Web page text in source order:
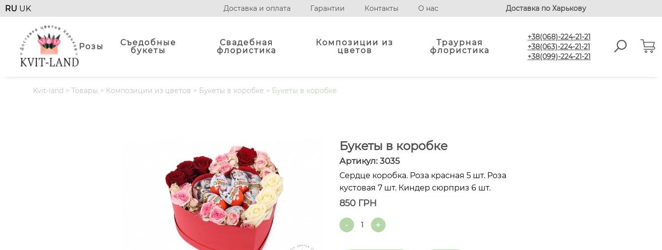
RU UK Доставка и оплата Гарантии Контакты О нас Доставка по Харькову
Розы
Съедобные
букеты
Свадебная
флористика
Композиции из
цветов
Траурная
флористика
+38(068)-224-21-21
+38(063)-224-21-21
+38(099)-224-21-21
Kvit-land >Товары > Композиции из цветов > Букеты в коробке > Букеты в коробке
Букеты в коробке
Артикул: 3035
Сердце коробка. Роза красная 5 шт. Роза
кустовая 7 шт. Киндер сюрприз 6 шт.
850 ГРН
Quantity